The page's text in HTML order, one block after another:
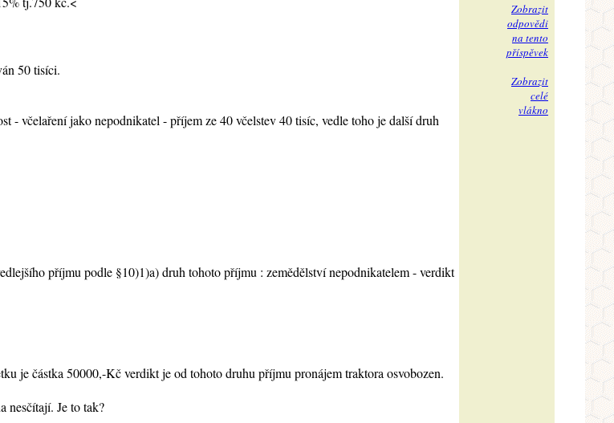
50 tisíci.
- včelaření jako nepodnikatel - příjem ze 40 včelstev 40 tisíc, vedle toho je další druh
příjmu podle §10)1)a) druh tohoto příjmu : zemědělství nepodnikatelem - verdikt
je částka 50000,-Kč verdikt je od tohoto druhu příjmu pronájem traktora osvobozen.
nesčítají. Je to tak?
Zobrazit
odpovědi
na tento
příspěvek
Zobrazit
celé
vlákno